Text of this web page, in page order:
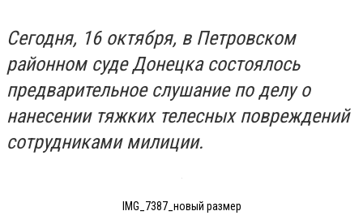
Сегодня, 16 октября, в Петровском
районном суде Донецка состоялось
предварительное слушание по делу о
нанесении тяжких телесных повреждений
сотрудниками милиции.
IMG_7387_новый размер